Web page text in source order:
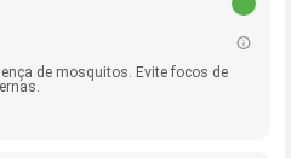
de mosquitos. Evite focos de